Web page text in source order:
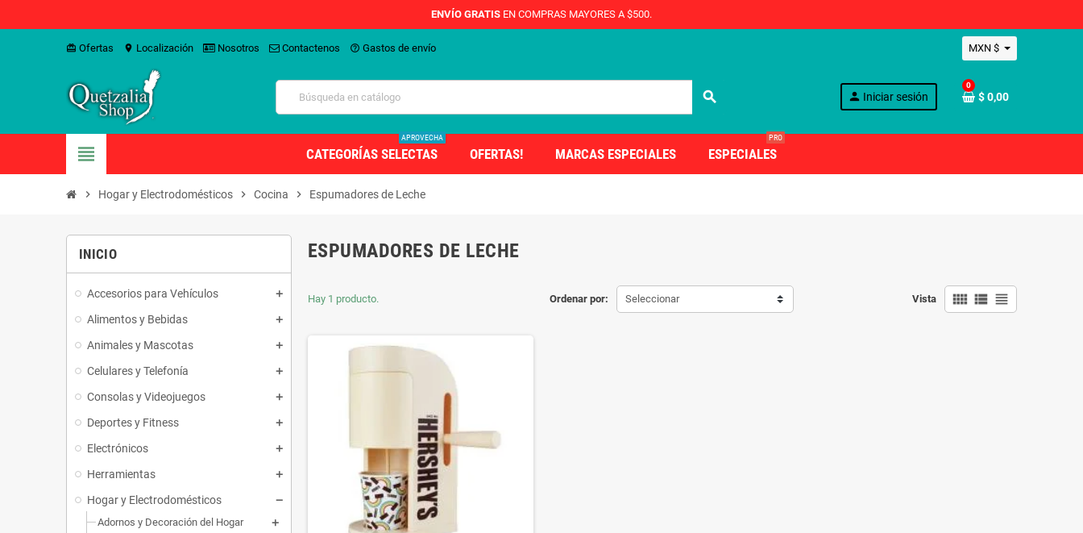
ENVÍO GRATIS EN COMPRAS MAYORES A $500.
card_giftcard Ofertas location_on Localización Nosotros Contactenos help_outline Gastos de envío MXN $
search person Iniciar sesión
0
$ 0,00
view_headline CATEGORÍAS SELECTAS
APROVECHA
OFERTAS! MARCAS ESPECIALES ESPECIALES
PRO
chevron_right Hogar y Electrodomésticos chevron_right Cocina chevron_right Espumadores de Leche
INICIO
Accesorios para Vehículos
Alimentos y Bebidas
Animales y Mascotas
Celulares y Telefonía
Consolas y Videojuegos
Deportes y Fitness
Electrónicos
Herramientas
Hogar y Electrodomésticos
Adornos y Decoración del Hogar
ESPUMADORES DE LECHE
Ordenar por: Seleccionar Vista view_comfy view_list view_headline
Hay 1 producto.